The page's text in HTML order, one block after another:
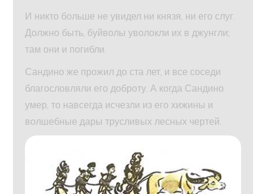
И никто больше не увидел ни князя, ни его слуг.
Должно быть, буйволы уволокли их в джунгли;
там они и погибли.
Сандино же прожил до ста лет, и все соседи
благословляли его доброту. А когда Сандино
умер, то навсегда исчезли из его хижины и
волшебные дары трусливых лесных чертей.